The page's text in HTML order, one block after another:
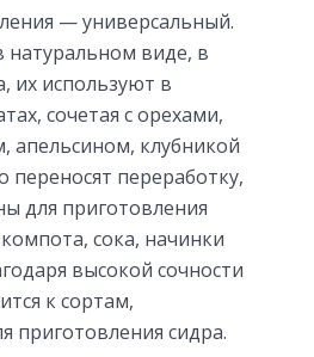
— универсальный.
виде, в
их используют в
сочетая с орехами,
апельсином, клубникой
переносят переработку,
для приготовления
сока, начинки
высокой сочности
к сортам,
приготовления сидра.